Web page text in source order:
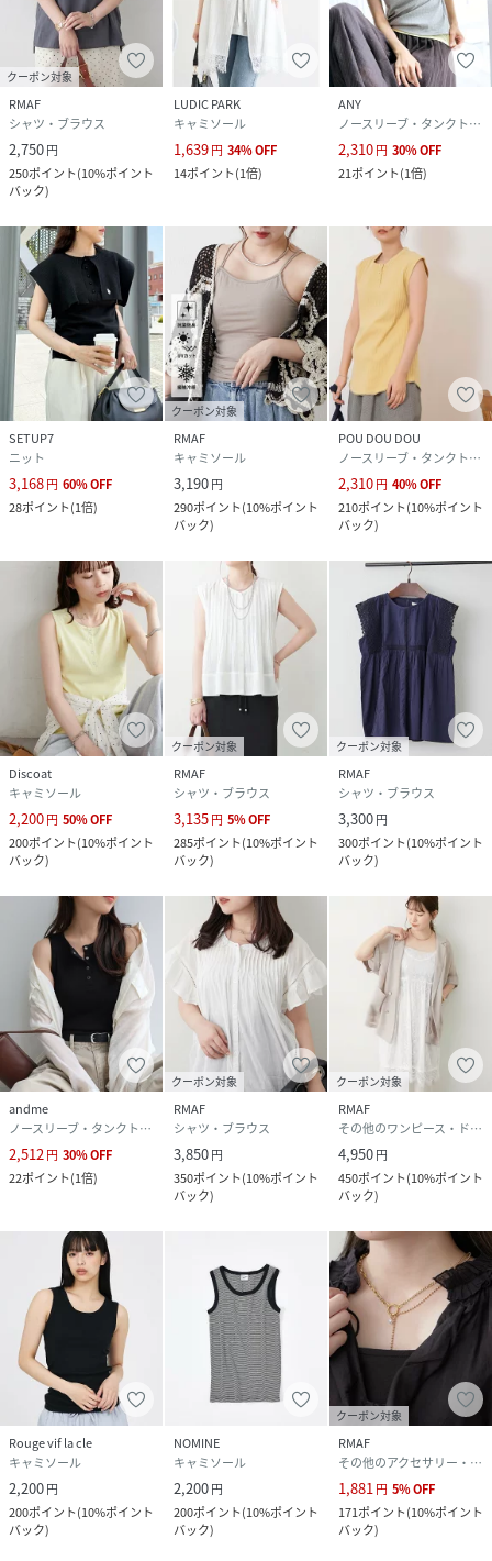
クーポン対象
RMAF
シャツ・ブラウス
2,750円
250ポイント(10%ポイント
バック)
LUDIC PARK
キャミソール
1,639円 34%OFF
14ポイント(1倍)
ANY
ノースリーブ・タンクトップ
2,310円 30%OFF
21ポイント(1倍)
SETUP7
ニット
3,168円 60%OFF
28ポイント(1倍)
クーポン対象
RMAF
キャミソール
3,190円
290ポイント(10%ポイント
バック)
POU DOU DOU
ノースリーブ・タンクトップ
2,310円 40%OFF
210ポイント(10%ポイント
バック)
Discoat
キャミソール
2,200円 50%OFF
200ポイント(10%ポイント
バック)
クーポン対象
RMAF
シャツ・ブラウス
3,135円 5%OFF
285ポイント(10%ポイント
バック)
クーポン対象
RMAF
シャツ・ブラウス
3,300円
300ポイント(10%ポイント
バック)
andme
ノースリーブ・タンクトップ
2,512 円 30%OFF
22ポイント(1倍)
クーポン対象
RMAF
シャツ・ブラウス
3,850円
350ポイント(10%ポイント
バック)
クーポン対象
RMAF
その他のワンピース・ドレス
4,950円
450ポイント(10%ポイント
バック)
Rouge vif la cle
キャミソール
2,200円
200ポイント(10%ポイント
バック)
NOMINE
キャミソール
2,200円
200ポイント(10%ポイント
バック)
クーポン対象
RMAF
その他のアクセサリー・腕時計
1,881円 5%OFF
171ポイント(10%ポイント
バック)